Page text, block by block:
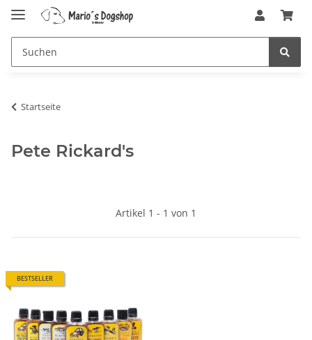
Startseite
Pete Rickard's
Artikel 1 - 1 von 1
BESTSELLER